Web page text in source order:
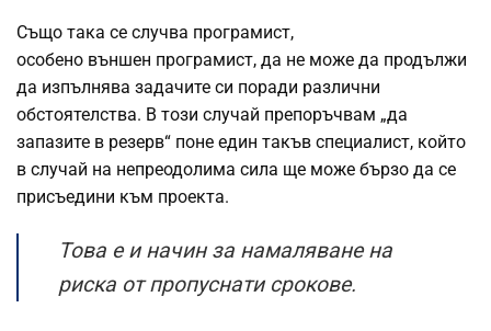
Също така се случва програмист,
особено външен програмист, да не може да продължи
да изпълнява задачите си поради различни
обстоятелства. В този случай препоръчвам „да
запазите в резерв“ поне един такъв специалист, който
в случай на непреодолима сила ще може бързо да се
присъедини към проекта.
Това е и начин за намаляване на
риска от пропуснати срокове.